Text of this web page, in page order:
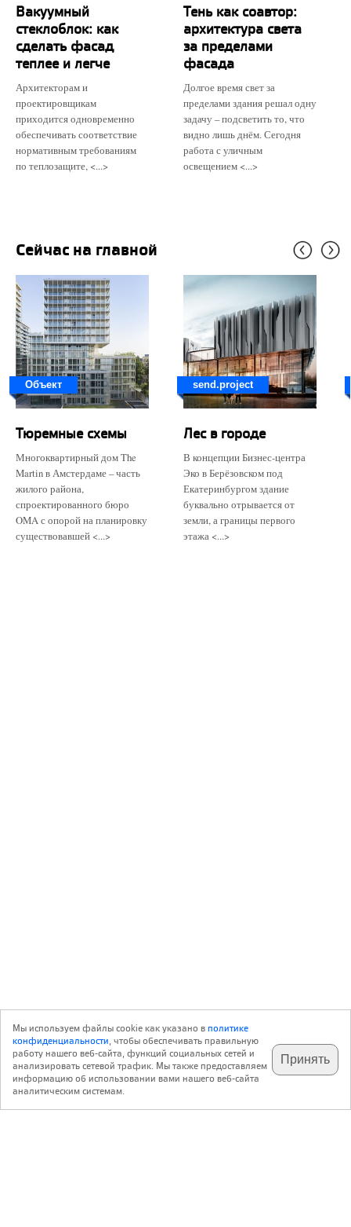
Вакуумный
стеклоблок: как
сделать фасад
теплее и легче
Архитекторам и
проектировщикам
приходится одновременно
обеспечивать соответствие
нормативным требованиям
по теплозащите, <...>
Тень как соавтор:
архитектура света
за пределами
фасада
Долгое время свет за
пределами здания решал одну
задачу – подсветить то, что
видно лишь днём. Сегодня
работа с уличным
освещением <...>
Сейчас на главной
Объект
Тюремные схемы
Многоквартирный дом The
Martin в Амстердаме – часть
жилого района,
спроектированного бюро
OMA с опорой на планировку
существовавшей <...>
send.project
Лес в городе
В концепции Бизнес-центра
Эко в Берёзовском под
Екатеринбургом здание
буквально отрывается от
земли, а границы первого
этажа <...>
подпишитесь на наш
телеграм @archi_ru
✕
с 20 июля 1999 г.
Мы используем файлы cookie как указано вполитике
конфиденциальности, чтобы обеспечивать правильную
работу нашего веб-сайта, функций социальных сетей и
анализировать сетевой трафик. Мы также предоставляем
информацию об использовании вами нашего веб-сайта
аналитическим системам.
Принять